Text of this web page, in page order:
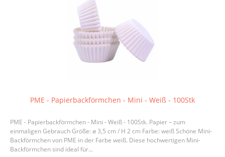
PME - Papierbackförmchen - Mini - Weiß - 100Stk
PME - Papierbackförmchen - Mini - Weiß - 100Stk. Papier – zum
einmaligen Gebrauch Größe: ø 3,5 cm / H 2 cm Farbe: weiß Schöne Mini-
Backförmchen von PME in der Farbe weiß. Diese hochwertigen Mini-
Backförmchen sind ideal für...